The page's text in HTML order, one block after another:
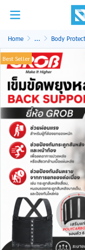
Home ... Body
Best Seller